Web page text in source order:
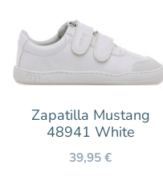
Zapatilla Mustang
48941 White
39,95€